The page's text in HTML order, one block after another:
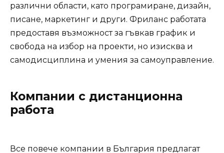
различни области, като програмиране, дизайн,
писане, маркетинг и други. Фриланс работата
предоставя възможност за гъвкав график и
свобода на избор на проекти, но изисква и
самодисциплина и умения за самоуправление.
Компании с дистанционна
работа
Все повече компании в България предлагат